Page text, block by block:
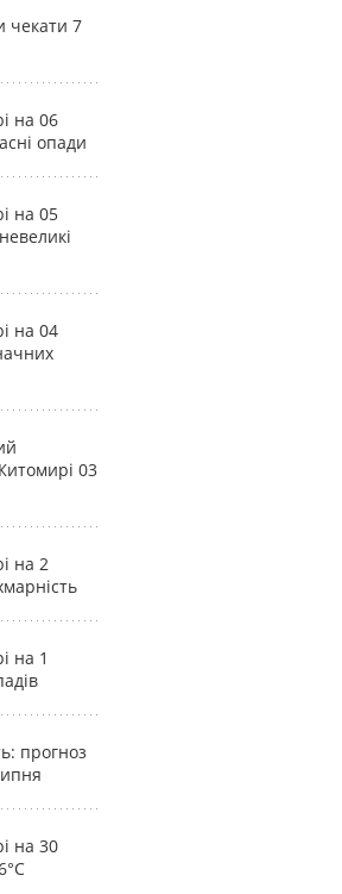
чекати 7
на 06
опади
на 05
на 04
03
на 2
на 1
прогноз
на 30